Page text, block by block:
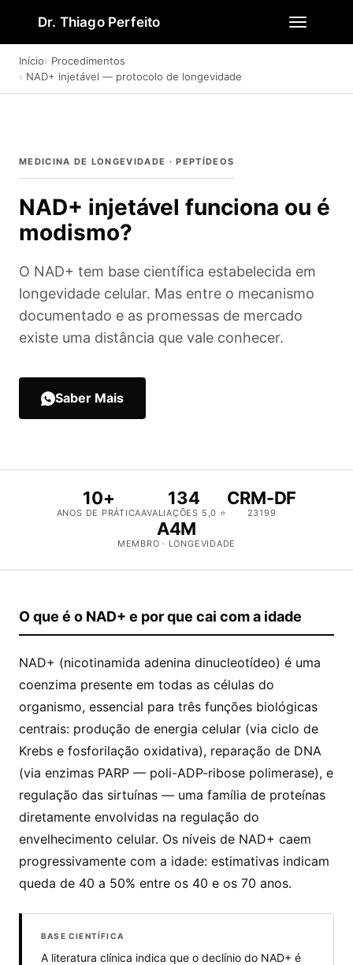
Dr. Thiago Perfeito
Início
Procedimentos
NAD+ injetável — protocolo de longevidade
MEDICINA DE LONGEVIDADE · PEPTÍDEOS
NAD+ injetável funciona ou é
modismo?
O NAD+ tem base científica estabelecida em
longevidade celular. Mas entre o mecanismo
documentado e as promessas de mercado
existe uma distância que vale conhecer.
Saber Mais
10+
ANOS DE PRÁTICA
134
AVALIAÇÕES 5,0 ⭐
CRM-DF
23199
A4M
MEMBRO · LONGEVIDADE
O que é o NAD+ e por que cai com a idade
NAD+ (nicotinamida adenina dinucleotídeo) é uma
coenzima presente em todas as células do
organismo, essencial para três funções biológicas
centrais: produção de energia celular (via ciclo de
Krebs e fosforilação oxidativa), reparação de DNA
(via enzimas PARP — poli-ADP-ribose polimerase), e
regulação das sirtuínas — uma família de proteínas
diretamente envolvidas na regulação do
envelhecimento celular. Os níveis de NAD+ caem
progressivamente com a idade: estimativas indicam
queda de 40 a 50% entre os 40 e os 70 anos.
BASE CIENTÍFICA
A literatura clínica indica que o declínio do NAD+ é